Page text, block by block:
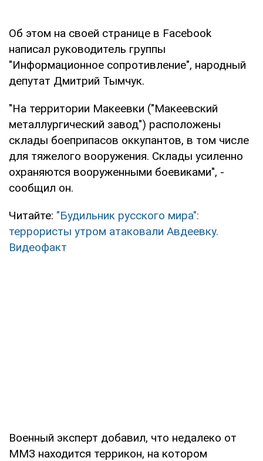
Об этом на своей странице в Facebook
написал руководитель группы
"Информационное сопротивление", народный
депутат Дмитрий Тымчук.
"На территории Макеевки ("Макеевский
металлургический завод") расположены
склады боеприпасов оккупантов, в том числе
для тяжелого вооружения. Склады усиленно
охраняются вооруженными боевиками", -
сообщил он.
Читайте: "Будильник русского мира":
террористы утром атаковали Авдеевку.
Видеофакт
Военный эксперт добавил, что недалеко от
ММЗ находится террикон, на котором